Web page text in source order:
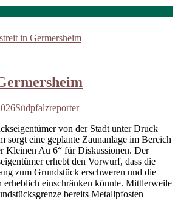
Südpfalzreporter
von der Stadt unter Druck
sorgt eine geplante Zaunanlage im Bereich
Kleinen Au 6“ für Diskussionen. Der
erhebt den Vorwurf, dass die
zum Grundstück erschweren und die
erheblich einschränken könnte. Mittlerweile
bereits Metallpfosten